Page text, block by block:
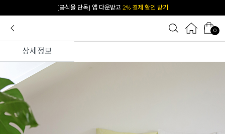
카카오 플친 추가하면1천원 즉시 할인 쿠폰
0
상세정보